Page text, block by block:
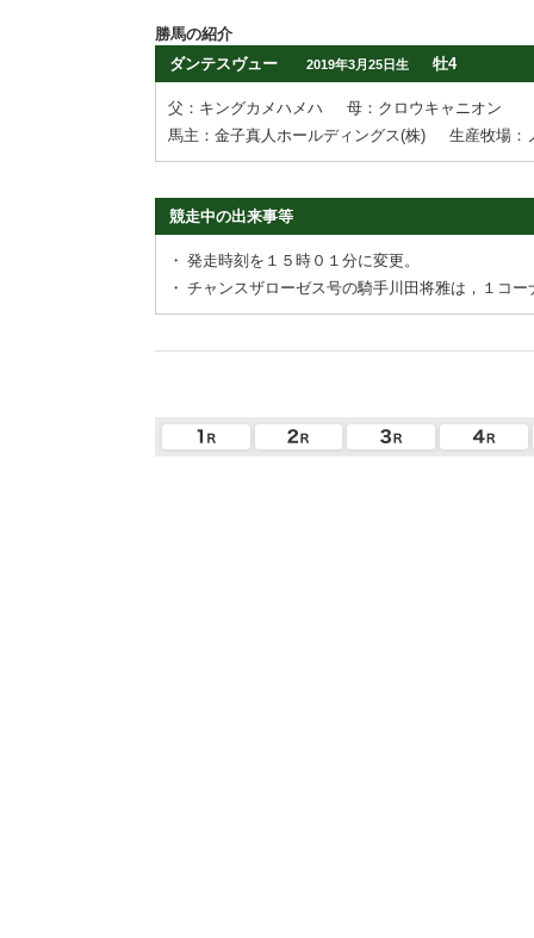
勝馬の紹介
ダンテスヴュー
2019年3月25日生 牡4
父：キングカメハメハ
母：クロウキャニオン
馬主：金子真人ホールディングス(株)
生産牧場：
競走中の出来事等
・ 発走時刻を１５時０１分に変更。
・ チャンスザローゼス号の騎手川田将雅は，１コ